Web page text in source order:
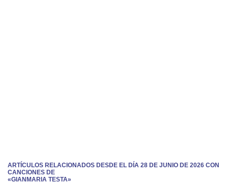
ARTÍCULOS RELACIONADOS DESDE EL DÍA 28 DE JUNIO DE 2026 CON
CANCIONES DE
«GIANMARIA TESTA»